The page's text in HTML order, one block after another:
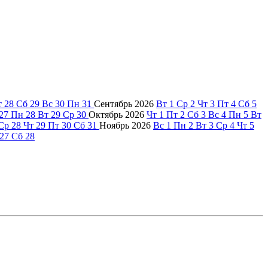
28 Сб 29 Вс 30 Пн 31 Сентябрь 2026 Вт 1 Ср 2 Чт 3 Пт 4 Сб 5
27 Пн 28 Вт 29 Ср 30 Октябрь 2026 Чт 1 Пт 2 Сб 3 Вс 4 Пн 5 Вт
28 Чт 29 Пт 30 Сб 31 Ноябрь 2026 Вс 1 Пн 2 Вт 3 Ср 4 Чт 5
27 Сб 28